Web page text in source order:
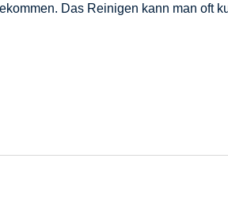
Das Reinigen kann man oft